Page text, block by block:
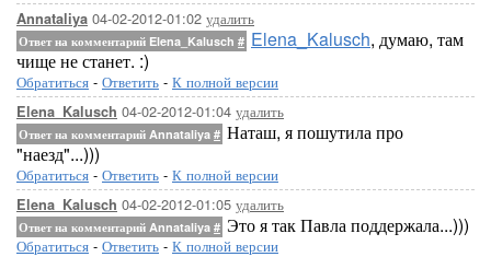
Annataliya 04-02-2012-01:02 удалить
Ответ на комментарий Elena_Kalusch # Elena_Kalusch, думаю, там
чище не станет. :)
Обратиться - Ответить - К полной версии
Elena_Kalusch 04-02-2012-01:04 удалить
Ответ на комментарий Annataliya # Наташ, я пошутила про
"наезд"...)))
Обратиться - Ответить - К полной версии
Elena_Kalusch 04-02-2012-01:05 удалить
Ответ на комментарий Annataliya # Это я так Павла поддержала...)))
Обратиться - Ответить - К полной версии